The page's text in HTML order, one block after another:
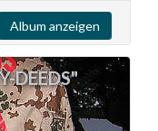
Album anzeigen
DEEDS"